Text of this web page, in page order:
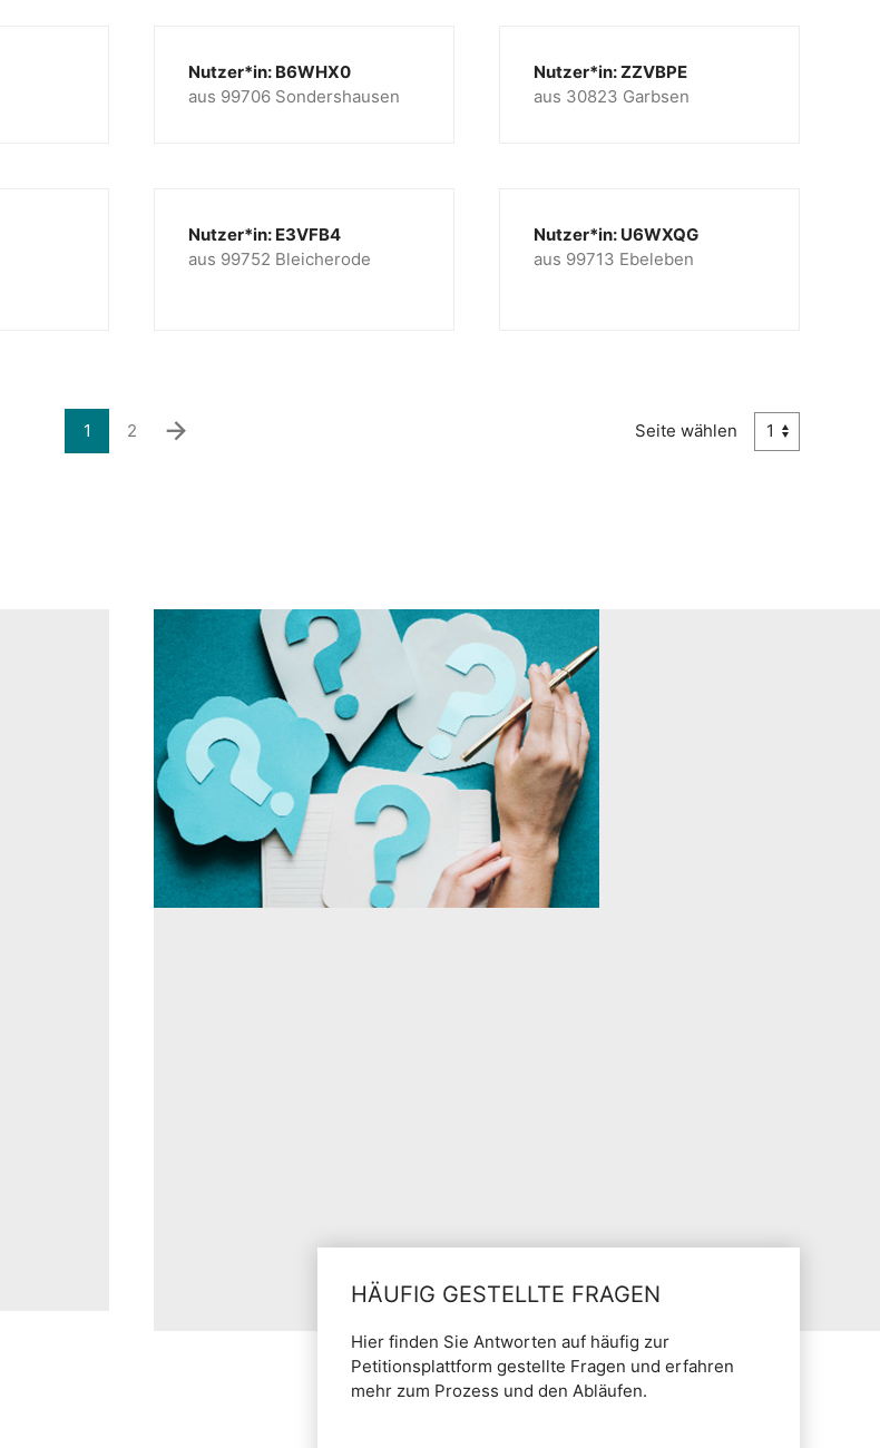
Nutzer*in: B6WHX0
aus 99706 Sondershausen
Nutzer*in: ZZVBPE
aus 30823 Garbsen
Nutzer*in: E3VFB4
aus 99752 Bleicherode
Nutzer*in: U6WXQG
aus 99713 Ebeleben
1 2 Seite wählen
HÄUFIG GESTELLTE FRAGEN
Hier finden Sie Antworten auf häufig zur
Petitionsplattform gestellte Fragen und erfahren
mehr zum Prozess und den Abläufen.